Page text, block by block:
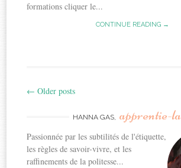
formations cliquer le...
CONTINUE READING →
Post
navigation
← Older posts
HANNA GAS, apprentie-
Passionnée par les subtilités de l'étiquette,
les règles de savoir-vivre, et les
raffinements de la politesse...